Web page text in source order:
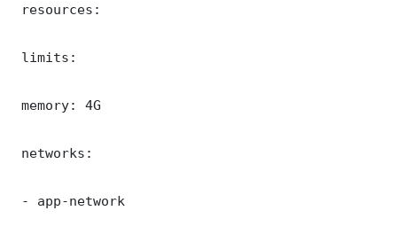
resources:
limits:
memory: 4G
networks:
- app-network